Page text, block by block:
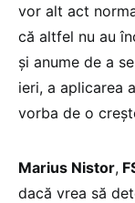
vor alt act
că altfel nu au
și anume de a
ieri, a aplicarea
vorba de o
Marius Nistor,
dacă vrea să